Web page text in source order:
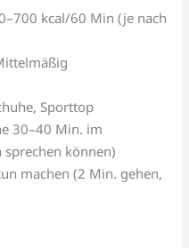
kcal/60 Min (je nach
Sporttop
30–40 Min. im
können)
machen (2 Min. gehen,